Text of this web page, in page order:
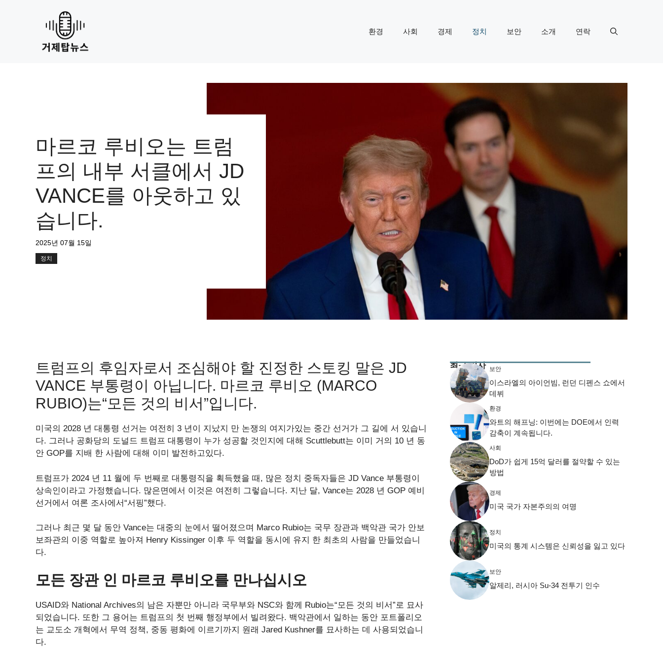
환경 사회 경제 정치 보안 소개 연락
마르코 루비오는 트럼
프의 내부 서클에서 JD
VANCE를 아웃하고 있
습니다.
2025년 07월 15일
정치
트럼프의 후임자로서 조심해야 할 진정한 스토킹 말은 JD
VANCE 부통령이 아닙니다. 마르코 루비오 (MARCO
RUBIO)는“모든 것의 비서”입니다.
미국의 2028 년 대통령 선거는 여전히 3 년이 지났지 만 논쟁의 여지가있는 중간 선거가 그 길에 서 있습니
다. 그러나 공화당의 도널드 트럼프 대통령이 누가 성공할 것인지에 대해 Scuttlebutt는 이미 거의 10 년 동
안 GOP를 지배 한 사람에 대해 이미 발전하고있다.
트럼프가 2024 년 11 월에 두 번째로 대통령직을 획득했을 때, 많은 정치 중독자들은 JD Vance 부통령이
상속인이라고 가정했습니다. 많은면에서 이것은 여전히 그렇습니다. 지난 달, Vance는 2028 년 GOP 예비
선거에서 여론 조사에서“서핑”했다.
그러나 최근 몇 달 동안 Vance는 대중의 눈에서 떨어졌으며 Marco Rubio는 국무 장관과 백악관 국가 안보
보좌관의 이중 역할로 높아져 Henry Kissinger 이후 두 역할을 동시에 유지 한 최초의 사람을 만들었습니
다.
모든 장관 인 마르코 루비오를 만나십시오
USAID와 National Archives의 남은 자뿐만 아니라 국무부와 NSC와 함께 Rubio는“모든 것의 비서”로 묘사
되었습니다. 또한 그 용어는 트럼프의 첫 번째 행정부에서 빌려왔다. 백악관에서 일하는 동안 포트폴리오
는 교도소 개혁에서 무역 정책, 중동 평화에 이르기까지 원래 Jared Kushner를 묘사하는 데 사용되었습니
다.
최근 기사 보안
이스라엘의 아이언빔, 런던 디펜스 쇼에서
데뷔
환경
와트의 해프닝: 이번에는 DOE에서 인력
감축이 계속됩니다.
사회
DoD가 쉽게 15억 달러를 절약할 수 있는
방법
경제
미국 국가 자본주의의 여명
정치
미국의 통계 시스템은 신뢰성을 잃고 있다
보안
알제리, 러시아 Su-34 전투기 인수